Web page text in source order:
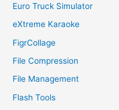
Euro Truck Simulator
eXtreme Karaoke
FigrCollage
File Compression
File Management
Flash Tools